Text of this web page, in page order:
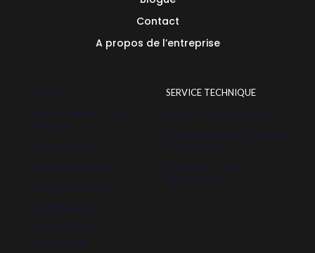
Contact
A propos de l’entreprise
SERVICE TECHNIQUE